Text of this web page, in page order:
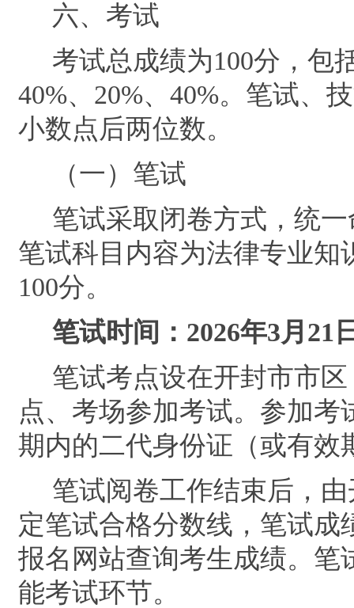
六、 考试
考试总成绩为100分，包
40%、 20%、 40%。 笔试、
小数点后两位数。
（一）笔试
笔试采取闭卷方式 ， 统
笔试科目 内容为法律专业知
100分。
笔试时间： 2026年3月 21
笔试考点设在开封市市区
点、考场参加考试。参加考
期内的二代身份证（或有效
笔试阅卷工作结束后，由
定笔试合格分数线，笔试成
报名网站查询考生成绩。笔
能考试环节。